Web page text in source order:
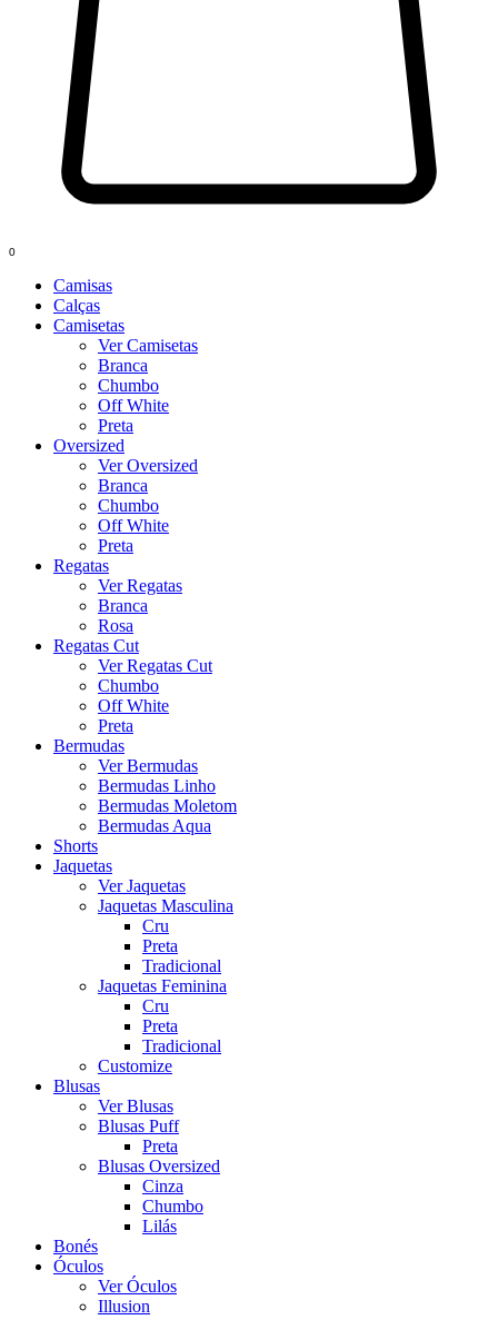
0
Camisas
Calças
Camisetas
Ver Camisetas
Branca
Chumbo
Off White
Preta
Oversized
Ver Oversized
Branca
Chumbo
Off White
Preta
Regatas
Ver Regatas
Branca
Rosa
Regatas Cut
Ver Regatas Cut
Chumbo
Off White
Preta
Bermudas
Ver Bermudas
Bermudas Linho
Bermudas Moletom
Bermudas Aqua
Shorts
Jaquetas
Ver Jaquetas
Jaquetas Masculina
Cru
Preta
Tradicional
Jaquetas Feminina
Cru
Preta
Tradicional
Customize
Blusas
Ver Blusas
Blusas Puff
Preta
Blusas Oversized
Cinza
Chumbo
Lilás
Bonés
Óculos
Ver Óculos
Illusion